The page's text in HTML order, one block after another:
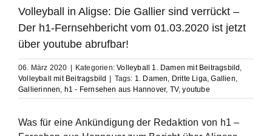
Volleyball in Aligse: Die Gallier sind verrückt –
Der h1-Fernsehbericht vom 01.03.2020 ist jetzt
über youtube abrufbar!
06. März 2020 Kategorien:Volleyball 1. Damen mit Beitragsbild ,
Volleyball mit Beitragsbild
Tags: 1. Damen, Dritte Liga,Gallien,
Gallierinnen, h1 - Fernsehen aus Hannover, TV,youtube
Was für eine Ankündigung der Redaktion von h1 –